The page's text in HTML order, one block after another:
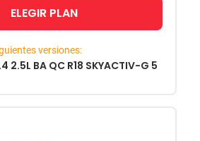
ELEGIR PLAN
versiones:
2.5L BA QC R18 SKYACTIV-G 5